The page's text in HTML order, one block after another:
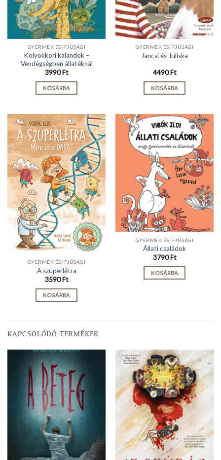
GYERMEK ÉS IFJÚSÁGI
Kölyökkori kalandok –
Vendégségben állatéknál
3990Ft
KOSÁRBA
GYERMEK ÉS IFJÚSÁGI
Jancsi és Juliska
4490Ft
KOSÁRBA
GYERMEK ÉS IFJÚSÁGI
A szuperlétra
3590Ft
KOSÁRBA
GYERMEK ÉS IFJÚSÁGI
Állati családok
3790Ft
KOSÁRBA
KAPCSOLÓDÓ TERMÉKEK